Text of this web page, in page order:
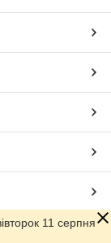
11 серпня